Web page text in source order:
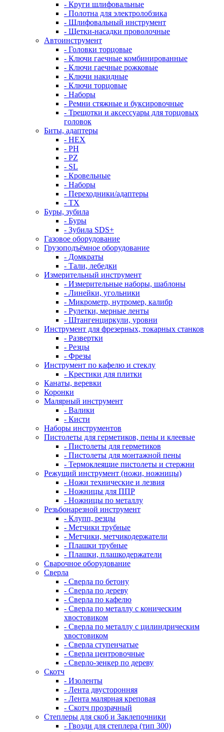
- Круги шлифовальные
- Полотна для электролобзика
- Шлифовальный инструмент
- Щетки-насадки проволочные
Автоинструмент
- Головки торцовые
- Ключи гаечные комбинированные
- Ключи гаечные рожковые
- Ключи накидные
- Ключи торцовые
- Наборы
- Ремни стяжные и буксировочные
- Трещотки и аксессуары для торцовых
головок
Биты, адаптеры
- HEX
- PH
- PZ
- SL
- Кровельные
- Наборы
- Переходники/адаптеры
- ТX
Буры, зубила
- Буры
- Зубила SDS+
Газовое оборудование
Грузоподъёмное оборудование
- Домкраты
- Тали, лебедки
Измерительный инструмент
- Измерительные наборы, шаблоны
- Линейки, угольники
- Микрометр, нутромер, калибр
- Рулетки, мерные ленты
- Штангенциркули, уровни
Инструмент для фрезерных, токарных станков
- Развертки
- Резцы
- Фрезы
Инструмент по кафелю и стеклу
- Крестики для плитки
Канаты, веревки
Коронки
Малярный инструмент
- Валики
- Кисти
Наборы инструментов
Пистолеты для герметиков, пены и клеевые
- Пистолеты для герметиков
- Пистолеты для монтажной пены
- Термоклеящие пистолеты и стержни
Режущий инструмент (ножи, ножницы)
- Ножи технические и лезвия
- Ножницы для ППР
- Ножницы по металлу
Резьбонарезной инструмент
- Клупп, резцы
- Метчики трубные
- Метчики, метчикодержатели
- Плашки трубные
- Плашки, плашкодержатели
Сварочное оборудование
Сверла
- Сверла по бетону
- Сверла по дереву
- Сверла по кафелю
- Сверла по металлу с коническим
хвостовиком
- Сверла по металлу с цилиндрическим
хвостовиком
- Сверла ступенчатые
- Сверла центровочные
- Сверло-зенкер по дереву
Скотч
- Изоленты
- Лента двусторонняя
- Лента малярная креповая
- Скотч прозрачный
Степлеры для скоб и Заклепочники
- Гвозди для степлера (тип 300)